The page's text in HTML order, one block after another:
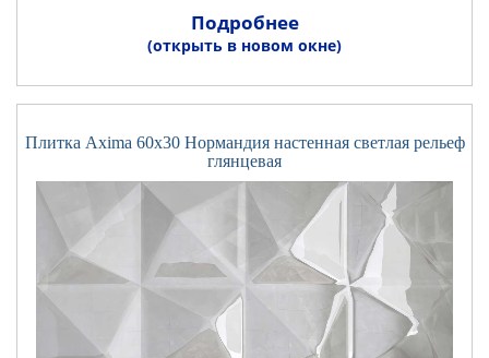
Подробнее
(открыть в новом окне)
Плитка Axima 60x30 Нормандия настенная светлая рельеф
глянцевая